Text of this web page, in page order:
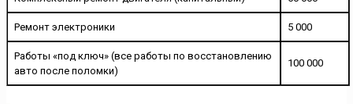
Ремонт электроники 5 000
Работы «под ключ» (все работы по восстановлению
авто после поломки)
100 000